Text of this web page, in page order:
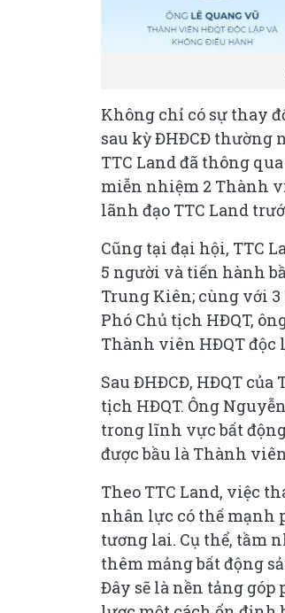
Không chỉ có sự thay
sau kỳ ĐHĐCĐ thường
TTC Land đã thông
miễn nhiệm 2 Thành
lãnh đạo TTC Land
Cũng tại đại hội, TTC
5 người và tiến hành
Trung Kiên; cùng với
Phó Chủ tịch HĐQT,
Thành viên HĐQT độc
Sau ĐHĐCĐ, HĐQT
tịch HĐQT. Ông
trong lĩnh vực bất
được bầu là Thành
Theo TTC Land, việc
nhân lực có thế mạnh
tương lai. Cụ thể, tầm
thêm mảng bất động
Đây sẽ là nền tảng